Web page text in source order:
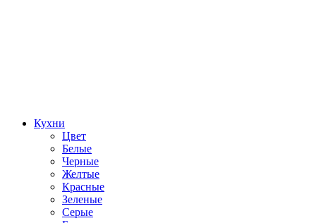
Кухни
Цвет
Белые
Черные
Желтые
Красные
Зеленые
Серые